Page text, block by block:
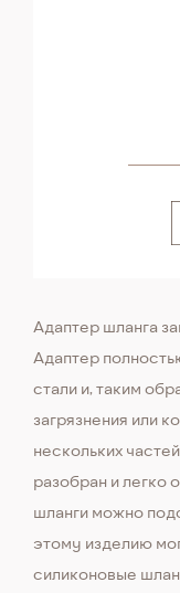
Адаптер шланга
Адаптер
стали и, таким
загрязнения или
нескольких
разобран и легко
шланги можно
этому изделию
силиконовые